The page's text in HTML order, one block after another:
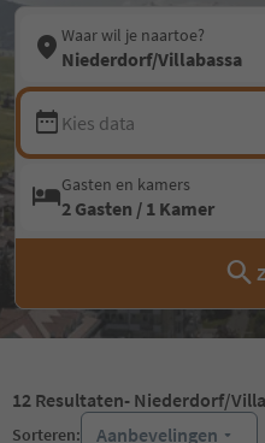
Waar wil je naartoe?
Niederdorf/Villabassa
Kies data
Gasten en kamers
2 Gasten / 1 Kamer
12 Resultaten- Niederdorf/
Sorteren: Aanbevelingen